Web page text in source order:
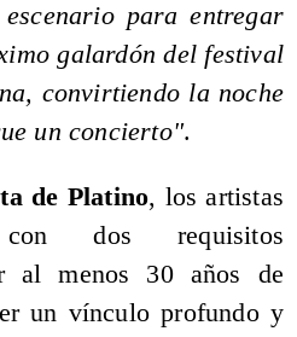
para entregar
galardón del festival
convirtiendo la noche
un concierto".
de Platino, los artistas
dos requisitos
al menos 30 años de
un vínculo profundo y